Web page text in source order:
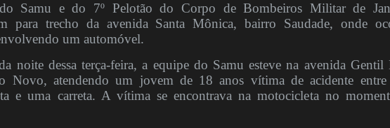
Samu e do 7º Pelotão do Corpo de Bombeiros Militar de
para trecho da avenida Santa Mônica, bairro Saudade, onde
um automóvel.
noite dessa terça-feira, a equipe do Samu esteve na avenida Gentil
Novo, atendendo um jovem de 18 anos vítima de acidente entre
e uma carreta. A vítima se encontrava na motocicleta no